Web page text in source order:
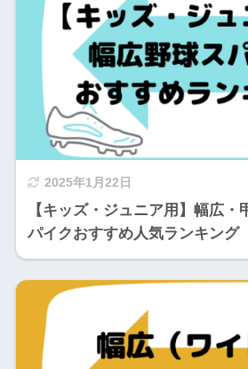
2025年1月22日
【キッズ・ジュニア用】幅広・
パイクおすすめ人気ランキング